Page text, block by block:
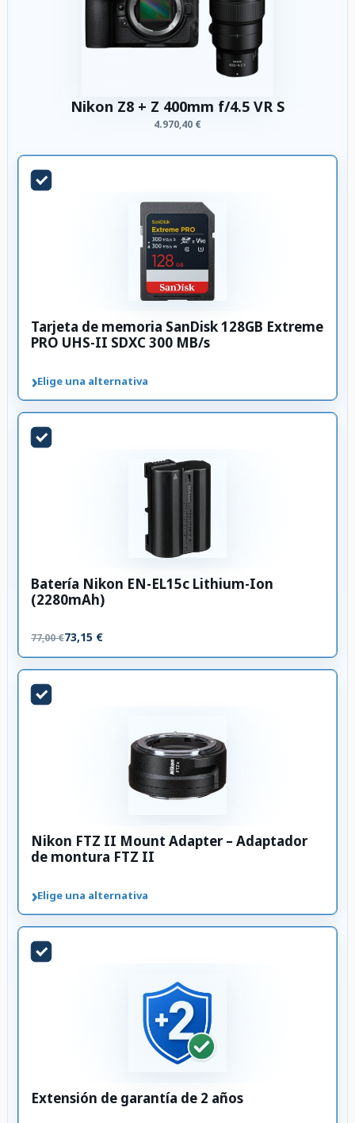
Nikon Z8 + Z 400mm f/4.5 VR S
4.970,40 €
Tarjeta de memoria SanDisk 128GB Extreme
PRO UHS-II SDXC 300 MB/s
›Elige una alternativa
Batería Nikon EN-EL15c Lithium-Ion
(2280mAh)
77,00 €73,15 €
Nikon FTZ II Mount Adapter – Adaptador
de montura FTZ II
›Elige una alternativa
Extensión de garantía de 2 años